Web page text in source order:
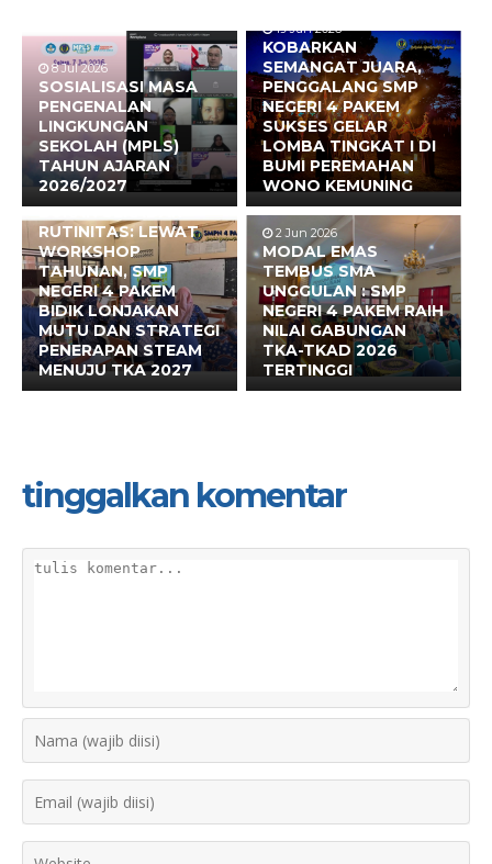
8 Jul 2026
SOSIALISASI MASA
PENGENALAN
LINGKUNGAN
SEKOLAH (MPLS)
TAHUN AJARAN
2026/2027
19 Jun 2026
KOBARKAN
SEMANGAT JUARA,
PENGGALANG SMP
NEGERI 4 PAKEM
SUKSES GELAR
LOMBA TINGKAT I DI
BUMI PEREMAHAN
WONO KEMUNING
17 Jun 2026
BUKAN SEKADAR
RUTINITAS: LEWAT
WORKSHOP
TAHUNAN, SMP
NEGERI 4 PAKEM
BIDIK LONJAKAN
MUTU DAN STRATEGI
PENERAPAN STEAM
MENUJU TKA 2027
2 Jun 2026
MODAL EMAS
TEMBUS SMA
UNGGULAN : SMP
NEGERI 4 PAKEM RAIH
NILAI GABUNGAN
TKA-TKAD 2026
TERTINGGI
tinggalkan komentar